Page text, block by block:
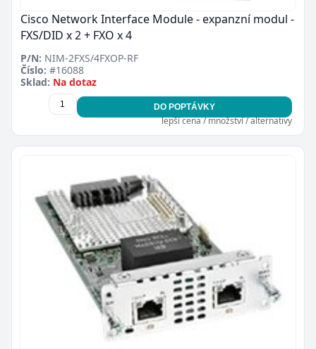
Cisco Network Interface Module - expanzní modul -
FXS/DID x 2 + FXO x 4
P/N: NIM-2FXS/4FXOP-RF
Číslo: #16088
Sklad: Na dotaz
DO POPTÁVKY
lepší cena / množství / alternativy